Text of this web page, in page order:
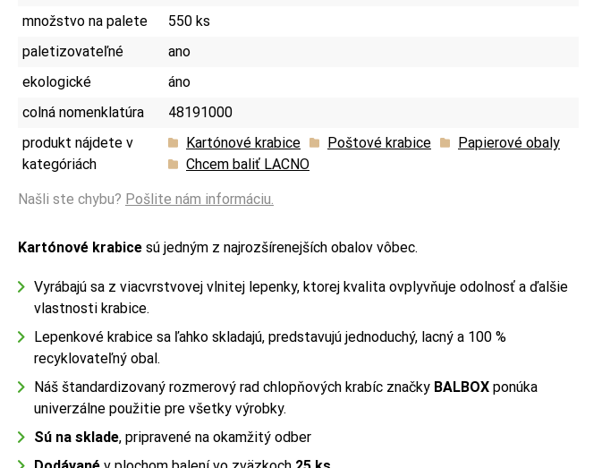
množstvo na palete
550 ks
paletizovateľné
ano
ekologické
áno
colná nomenklatúra
48191000
produkt nájdete v
kategóriách
Kartónové krabice Poštové krabice
Papierové obaly
Chcem baliť LACNO
Našli ste chybu? Pošlite nám informáciu.
Kartónové krabice sú jedným z najrozšírenejších obalov vôbec.
Vyrábajú sa z viacvrstvovej vlnitej lepenky, ktorej kvalita ovplyvňuje odolnosť a ďalšie
vlastnosti krabice.
Lepenkové krabice sa ľahko skladajú, predstavujú jednoduchý, lacný a 100 %
recyklovateľný obal.
Náš štandardizovaný rozmerový rad chlopňových krabíc značky BALBOX ponúka
univerzálne použitie pre všetky výrobky.
Sú na sklade, pripravené na okamžitý odber